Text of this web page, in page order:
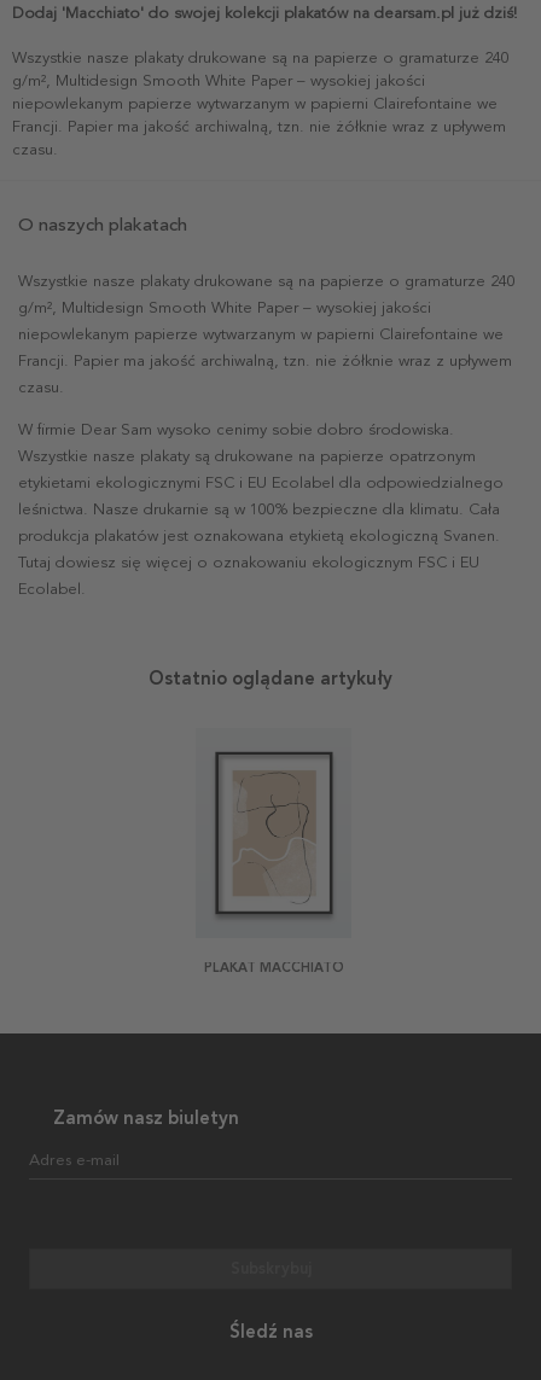
Dodaj 'Macchiato' do swojej kolekcji plakatów na dearsam.pl już dziś!
Wszystkie nasze plakaty drukowane są na papierze o gramaturze 240
g/m², Multidesign Smooth White Paper – wysokiej jakości
niepowlekanym papierze wytwarzanym w papierni Clairefontaine we
Francji. Papier ma jakość archiwalną, tzn. nie żółknie wraz z upływem
czasu.
O naszych plakatach
Wszystkie nasze plakaty drukowane są na papierze o gramaturze 240
g/m², Multidesign Smooth White Paper – wysokiej jakości
niepowlekanym papierze wytwarzanym w papierni Clairefontaine we
Francji. Papier ma jakość archiwalną, tzn. nie żółknie wraz z upływem
czasu.
W firmie Dear Sam wysoko cenimy sobie dobro środowiska.
Wszystkie nasze plakaty są drukowane na papierze opatrzonym
etykietami ekologicznymi FSC i EU Ecolabel dla odpowiedzialnego
leśnictwa. Nasze drukarnie są w 100% bezpieczne dla klimatu. Cała
produkcja plakatów jest oznakowana etykietą ekologiczną Svanen.
Tutaj dowiesz się więcej o oznakowaniu ekologicznym FSC i EU
Ecolabel.
Ostatnio oglądane artykuły
PLAKAT MACCHIATO
Zamów nasz biuletyn
Adres e-mail
Śledź nas